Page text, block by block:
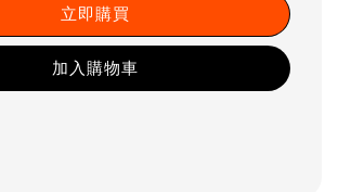
立即購買
加入購物車